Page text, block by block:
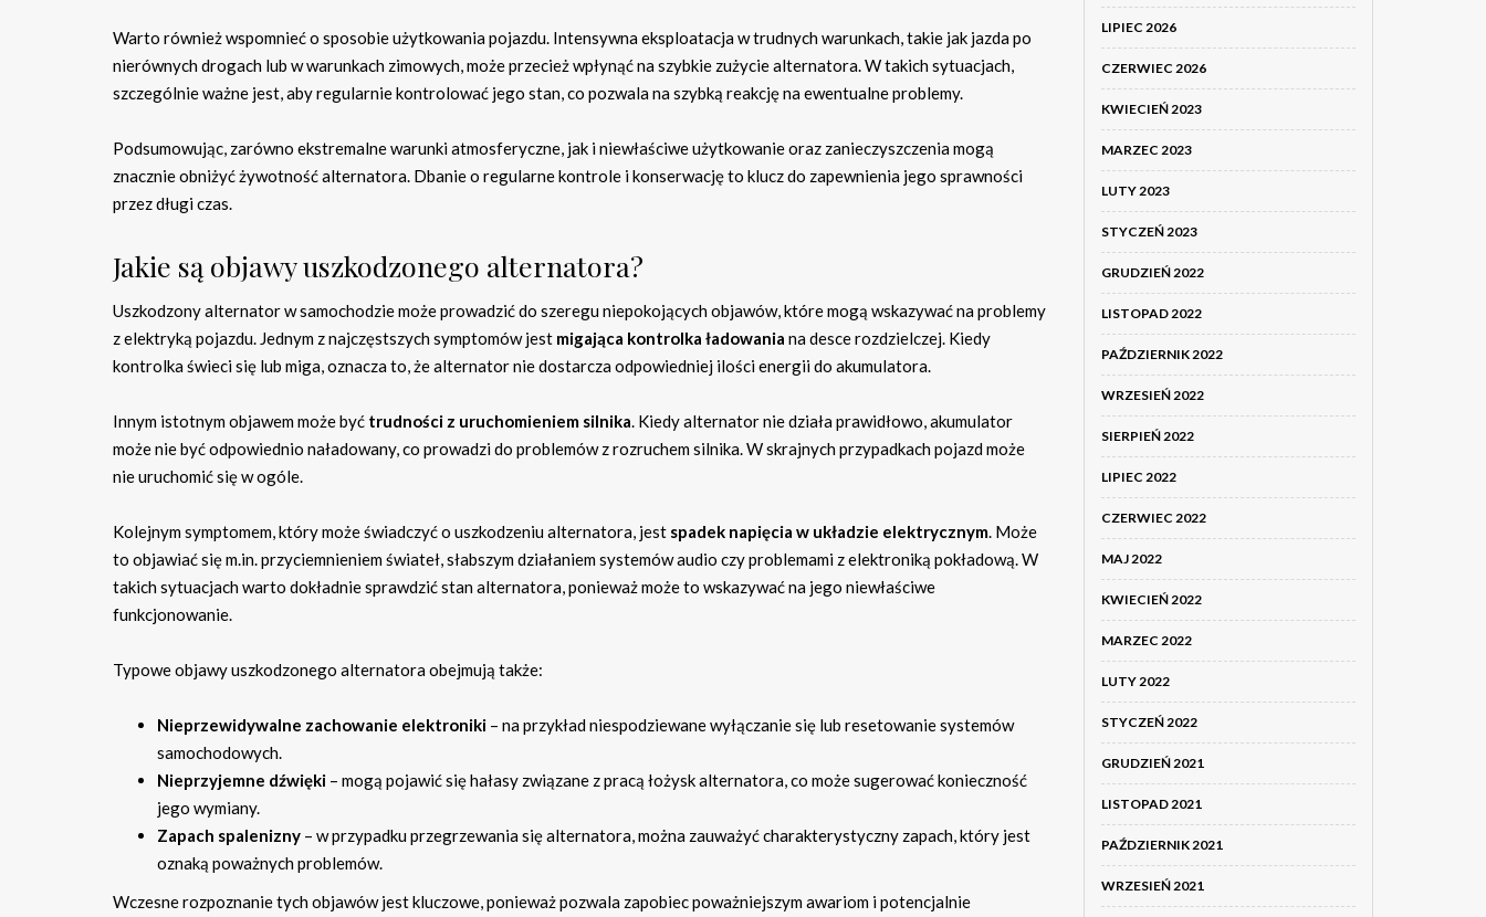
Warto również wspomnieć o sposobie użytkowania pojazdu. Intensywna eksploatacja w trudnych warunkach, takie jak jazda po
nierównych drogach lub w warunkach zimowych, może przecież wpłynąć na szybkie zużycie alternatora. W takich sytuacjach,
szczególnie ważne jest, aby regularnie kontrolować jego stan, co pozwala na szybką reakcję na ewentualne problemy.
Podsumowując, zarówno ekstremalne warunki atmosferyczne, jak i niewłaściwe użytkowanie oraz zanieczyszczenia mogą
znacznie obniżyć żywotność alternatora. Dbanie o regularne kontrole i konserwację to klucz do zapewnienia jego sprawności
przez długi czas.
Jakie są objawy uszkodzonego alternatora?
Uszkodzony alternator w samochodzie może prowadzić do szeregu niepokojących objawów, które mogą wskazywać na problemy
z elektryką pojazdu. Jednym z najczęstszych symptomów jest migająca kontrolka ładowania na desce rozdzielczej. Kiedy
kontrolka świeci się lub miga, oznacza to, że alternator nie dostarcza odpowiedniej ilości energii do akumulatora.
Innym istotnym objawem może być trudności z uruchomieniem silnika. Kiedy alternator nie działa prawidłowo, akumulator
może nie być odpowiednio naładowany, co prowadzi do problemów z rozruchem silnika. W skrajnych przypadkach pojazd może
nie uruchomić się w ogóle.
Kolejnym symptomem, który może świadczyć o uszkodzeniu alternatora, jest spadek napięcia w układzie elektrycznym. Może
to objawiać się m.in. przyciemnieniem świateł, słabszym działaniem systemów audio czy problemami z elektroniką pokładową. W
takich sytuacjach warto dokładnie sprawdzić stan alternatora, ponieważ może to wskazywać na jego niewłaściwe
funkcjonowanie.
Typowe objawy uszkodzonego alternatora obejmują także:
Nieprzewidywalne zachowanie elektroniki – na przykład niespodziewane wyłączanie się lub resetowanie systemów
samochodowych.
Nieprzyjemne dźwięki – mogą pojawić się hałasy związane z pracą łożysk alternatora, co może sugerować konieczność
jego wymiany.
Zapach spalenizny – w przypadku przegrzewania się alternatora, można zauważyć charakterystyczny zapach, który jest
oznaką poważnych problemów.
Wczesne rozpoznanie tych objawów jest kluczowe, ponieważ pozwala zapobiec poważniejszym awariom i potencjalnie
LIPIEC 2026
CZERWIEC 2026
KWIECIEŃ 2023
MARZEC 2023
LUTY 2023
STYCZEŃ 2023
GRUDZIEŃ 2022
LISTOPAD 2022
PAŹDZIERNIK 2022
WRZESIEŃ 2022
SIERPIEŃ 2022
LIPIEC 2022
CZERWIEC 2022
MAJ 2022
KWIECIEŃ 2022
MARZEC 2022
LUTY 2022
STYCZEŃ 2022
GRUDZIEŃ 2021
LISTOPAD 2021
PAŹDZIERNIK 2021
WRZESIEŃ 2021